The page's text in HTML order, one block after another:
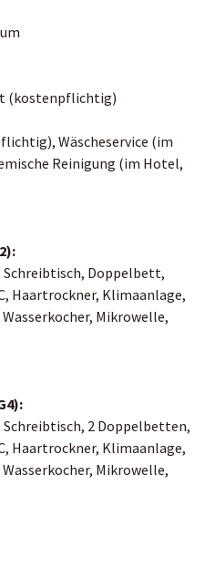
(kostenpflichtig)
Wäscheservice (im
Reinigung (im Hotel,
Schreibtisch, Doppelbett,
Haartrockner, Klimaanlage,
Mikrowelle,
Schreibtisch, 2 Doppelbetten,
Haartrockner, Klimaanlage,
Mikrowelle,